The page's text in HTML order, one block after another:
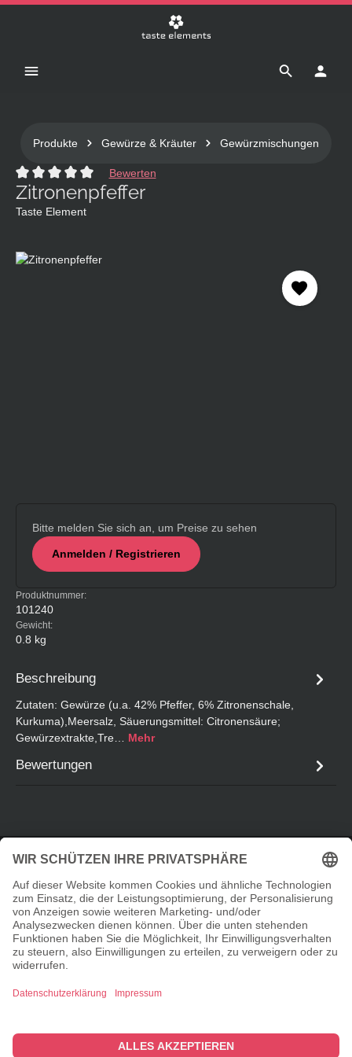
Produkte Gewürze & Kräuter Gewürzmischungen
Durchschnittliche Bewertung von 0 von 5 Sternen
Bewerten
Zitronenpfeffer
Taste Element
Bildergalerie überspringen
Bitte melden Sie sich an, um Preise zu sehen
Anmelden / Registrieren
Produktnummer:
101240
Gewicht:
0.8 kg
Beschreibung
Zutaten: Gewürze (u.a. 42% Pfeffer, 6% Zitronenschale,
Kurkuma),Meersalz, Säuerungsmittel: Citronensäure;
Gewürzextrakte,Tre… Mehr
Bewertungen
Service-Hotline
Informationen
Shopservice
© 2026 Taste Elements Shop - with